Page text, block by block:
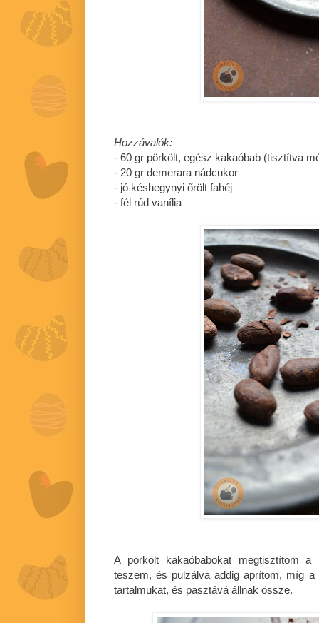
Hozzávalók:
- 60 gr pörkölt, egész kakaóbab (tisztítva
- 20 gr demerara nádcukor
- jó késhegynyi őrölt fahéj
- fél rúd vanília
A pörkölt kakaóbabokat megtisztítom a
teszem, és pulzálva addig aprítom, míg
tartalmukat, és pasztává állnak össze.